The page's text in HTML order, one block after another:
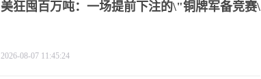
美狂囤百万吨：一场提前下注的\"铜牌军备竞赛\"
2026-08-07 11:45:24